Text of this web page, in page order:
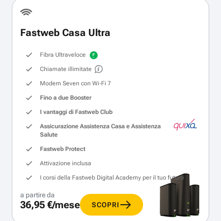
Fastweb Casa Ultra
Fibra Ultraveloce
Chiamate illimitate
Modem Seven con Wi‑Fi 7
Fino a due Booster
I vantaggi di Fastweb Club
Assicurazione Assistenza Casa e Assistenza
Salute
Fastweb Protect
Attivazione inclusa
I corsi della Fastweb Digital Academy per il tuo futuro
a partire da
36,95 €/mese SCOPRI